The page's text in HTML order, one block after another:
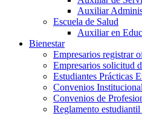
Auxiliar
Escuela de Salud
Auxiliar en
Bienestar
Empresarios registrar
Empresarios solicitud
Estudiantes Prácticas
Convenios
Convenios de
Reglamento